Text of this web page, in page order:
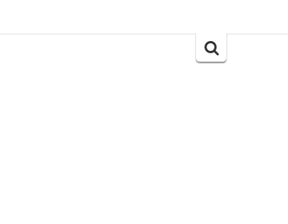
Search